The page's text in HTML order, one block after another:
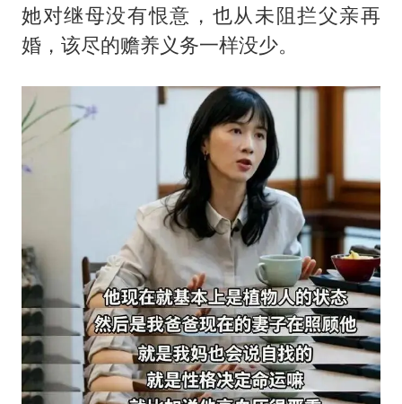
她对继母没有恨意，也从未阻拦父亲再
婚，该尽的赡养义务一样没少。